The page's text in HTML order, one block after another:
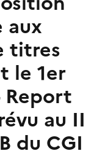
aux
titres
le 1er
Report
au II
du CGI